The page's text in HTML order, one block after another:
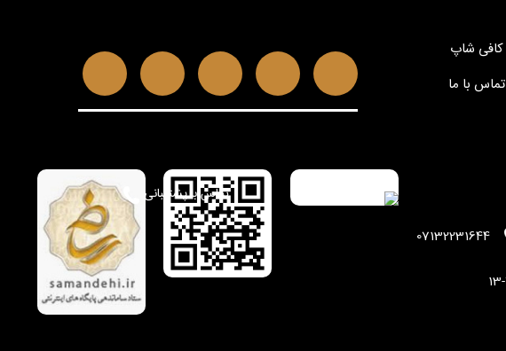
تماس با پشتیبانی
کافی شاپ
تماس با ما
07132231644